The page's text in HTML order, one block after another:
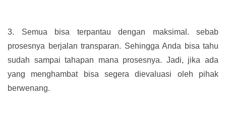
3.
Semua bisa terpantau dengan maksimal. sebab
prosesnya berjalan transparan. Sehingga Anda bisa tahu
sudah sampai tahapan mana prosesnya. Jadi, jika ada
yang menghambat bisa segera dievaluasi oleh pihak
berwenang.